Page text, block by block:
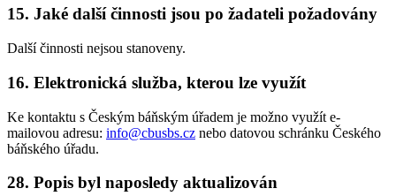
15. Jaké další činnosti jsou po žadateli požadovány
Další činnosti nejsou stanoveny.
16. Elektronická služba, kterou lze využít
Ke kontaktu s Českým báňským úřadem je možno využít e-
mailovou adresu: info@cbusbs.cz nebo datovou schránku Českého
báňského úřadu.
28. Popis byl naposledy aktualizován